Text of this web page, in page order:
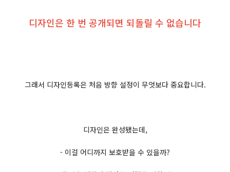
디자인은 한 번 공개되면 되돌릴 수 없습니다
그래서 디자인등록은 처음 방향 설정이 무엇보다 중요합니다.
디자인은 완성됐는데,
- 이걸 어디까지 보호받을 수 있을까?